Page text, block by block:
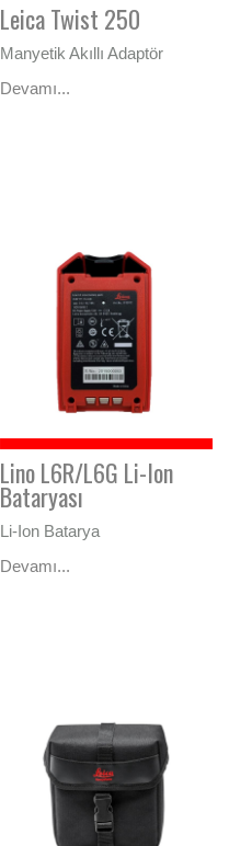
Leica Twist 250
Manyetik Akıllı Adaptör
Devamı...
Lino L6R/L6G Li-Ion
Bataryası
Li-Ion Batarya
Devamı...